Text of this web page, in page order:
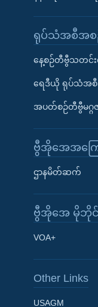
Learning English
ရုပ်သံအစီအစ
နေ့စဉ်တီဗွီသတင်
ရေဒီယို ရုပ်သံအ
အပတ်စဉ်တီဗွီမဂ္ဂဇ
ဗွီအိုအေအကြေ
ဌာနမိတ်ဆက်
ဗွီအိုအေ မိုဘိုင်
VOA+
Other Links
USAGM